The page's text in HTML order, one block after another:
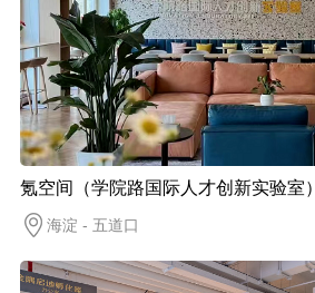
氪空间（学院路国际人才创新实验室）
海淀 - 五道口